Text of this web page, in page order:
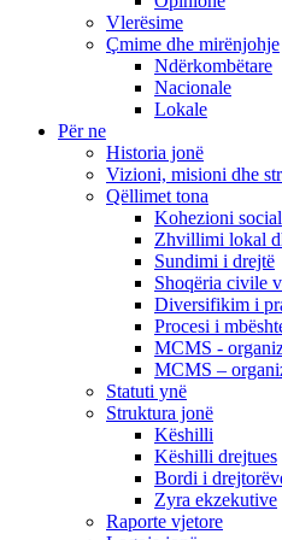
Vlerësime
Çmime dhe mirënjohje
Ndërkombëtare
Nacionale
Lokale
Për ne
Historia jonë
Vizioni, misioni dhe
Qëllimet tona
Kohezioni social
Zhvillimi lokal
Sundimi i drejtë
Shoqëria civile
Diversifikim i
Procesi i
MCMS -
MCMS –
Statuti ynë
Struktura jonë
Këshilli
Këshilli drejtues
Bordi i
Zyra ekzekutive
Raporte vjetore